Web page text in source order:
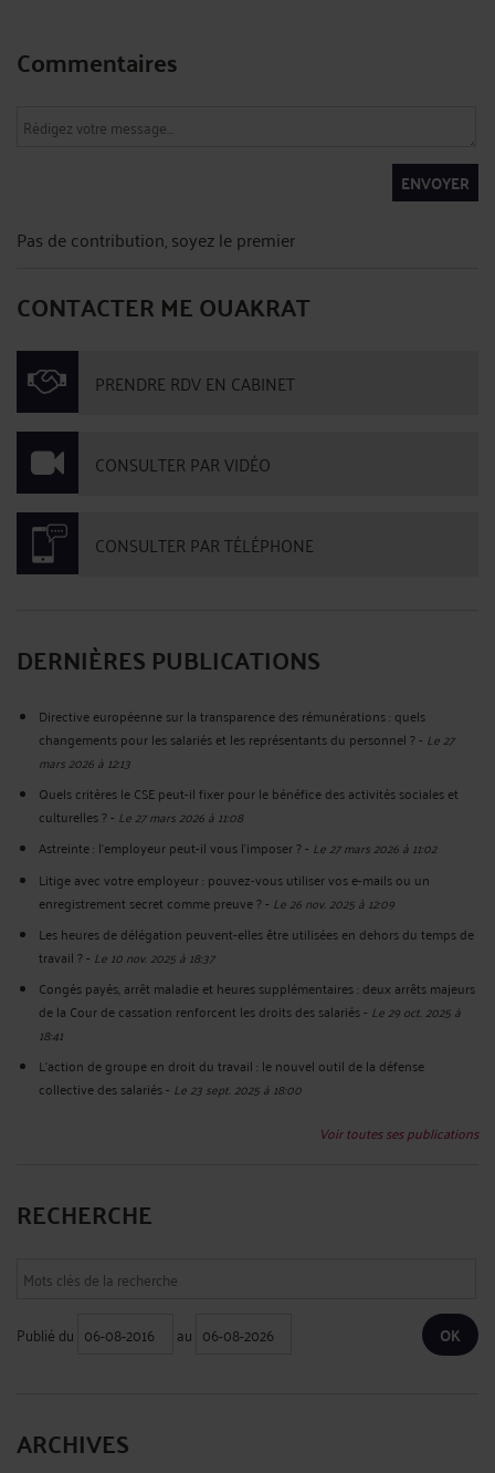
Commentaires
ENVOYER
Pas de contribution, soyez le premier
CONTACTER ME OUAKRAT
PRENDRE RDV EN CABINET
CONSULTER PAR VIDÉO
CONSULTER PAR TÉLÉPHONE
DERNIÈRES PUBLICATIONS
Directive européenne sur la transparence des rémunérations : quels
changements pour les salariés et les représentants du personnel ?- Le 27
mars 2026 à 12:13
Quels critères le CSE peut-il fixer pour le bénéfice des activités sociales et
culturelles ?- Le 27 mars 2026 à 11:08
Astreinte : l’employeur peut-il vous l’imposer ?- Le 27 mars 2026 à 11:02
Litige avec votre employeur : pouvez-vous utiliser vos e-mails ou un
enregistrement secret comme preuve ?- Le 26 nov. 2025 à 12:09
Les heures de délégation peuvent-elles être utilisées en dehors du temps de
travail ?- Le 10 nov. 2025 à 18:37
Congés payés, arrêt maladie et heures supplémentaires : deux arrêts majeurs
de la Cour de cassation renforcent les droits des salariés- Le 29 oct. 2025 à
18:41
L’action de groupe en droit du travail : le nouvel outil de la défense
collective des salariés- Le 23 sept. 2025 à 18:00
Voir toutes ses publications
RECHERCHE
Publié du au
ARCHIVES